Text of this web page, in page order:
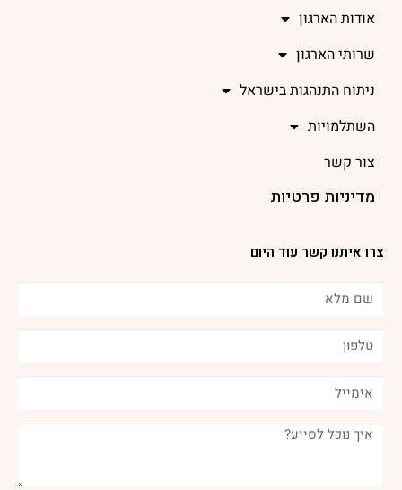
אודות הארגון
שרותי הארגון
ניתוח התנהגות בישראל
השתלמויות
צור קשר
מדיניות פרטיות
צרו איתנו קשר עוד היום